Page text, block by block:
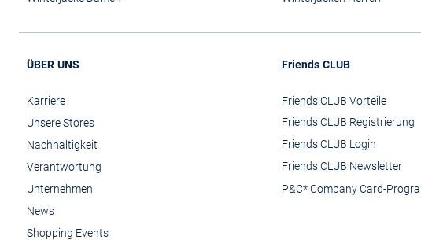
ÜBER UNS
Karriere
Unsere Stores
Nachhaltigkeit
Verantwortung
Unternehmen
News
Shopping Events
Friends CLUB
Friends CLUB Vorteile
Friends CLUB Registrierung
Friends CLUB Login
Friends CLUB Newsletter
P&C* Company Card-